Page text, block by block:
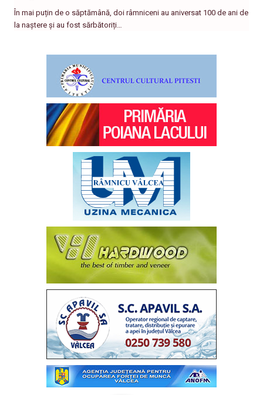
În mai puțin de o săptămână, doi râmniceni au aniversat 100 de ani de
la naștere și au fost sărbătoriți…